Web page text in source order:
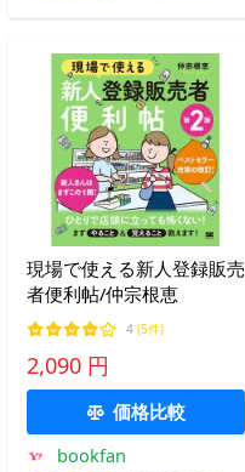
現場で使える新人登録販売
者便利帖/仲宗根恵
4 (5件)
2,090 円
価格比較
bookfan